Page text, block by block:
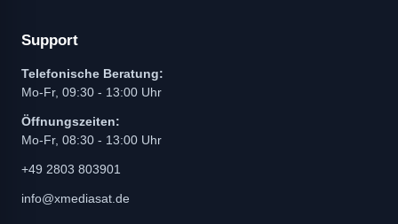
Support
Telefonische Beratung:
Mo-Fr, 09:30 - 13:00 Uhr
Öffnungszeiten:
Mo-Fr, 08:30 - 13:00 Uhr
+49 2803 803901
info@xmediasat.de